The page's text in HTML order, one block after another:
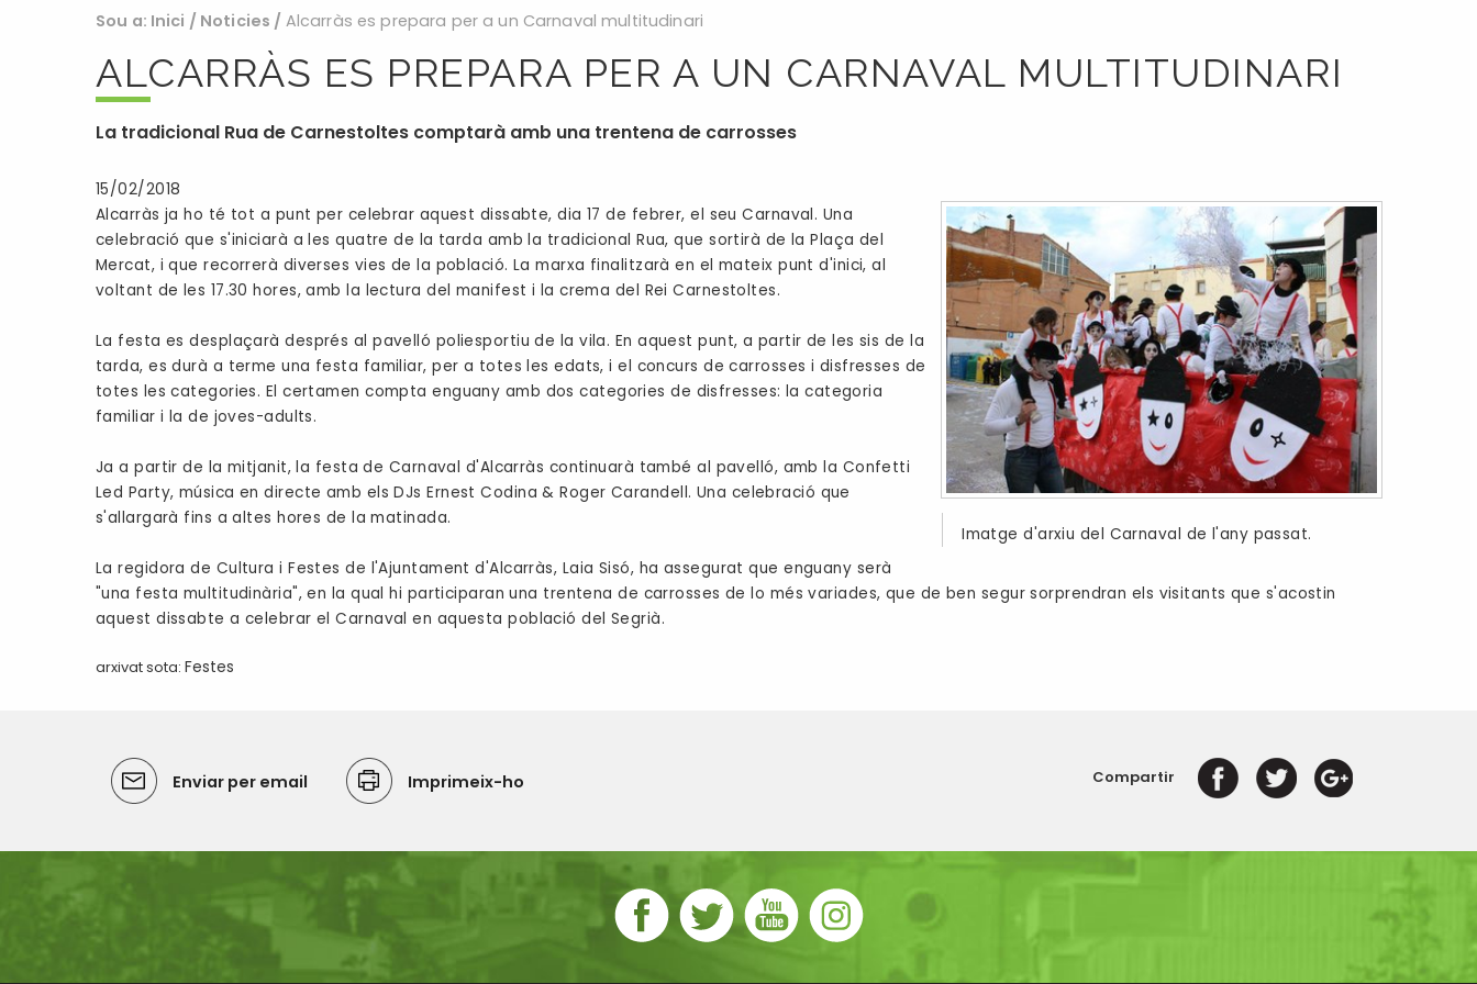
Sou a: Inici / Noticies / Alcarràs es prepara per a un Carnaval multitudinari
ALCARRÀS ES PREPARA PER A UN CARNAVAL MULTITUDINARI
La tradicional Rua de Carnestoltes comptarà amb una trentena de carrosses
15/02/2018
Imatge d'arxiu del Carnaval de l'any passat.
Alcarràs ja ho té tot a punt per celebrar aquest dissabte, dia 17 de febrer, el seu Carnaval. Una
celebració que s'iniciarà a les quatre de la tarda amb la tradicional Rua, que sortirà de la Plaça del
Mercat, i que recorrerà diverses vies de la població. La marxa finalitzarà en el mateix punt d'inici, al
voltant de les 17.30 hores, amb la lectura del manifest i la crema del Rei Carnestoltes.
La festa es desplaçarà després al pavelló poliesportiu de la vila. En aquest punt, a partir de les sis de la
tarda, es durà a terme una festa familiar, per a totes les edats, i el concurs de carrosses i disfresses de
totes les categories. El certamen compta enguany amb dos categories de disfresses: la categoria
familiar i la de joves-adults.
Ja a partir de la mitjanit, la festa de Carnaval d'Alcarràs continuarà també al pavelló, amb la Confetti
Led Party, música en directe amb els DJs Ernest Codina & Roger Carandell. Una celebració que
s'allargarà fins a altes hores de la matinada.
La regidora de Cultura i Festes de l'Ajuntament d'Alcarràs, Laia Sisó, ha assegurat que enguany serà
"una festa multitudinària", en la qual hi participaran una trentena de carrosses de lo més variades, que de ben segur sorprendran els visitants que s'acostin
aquest dissabte a celebrar el Carnaval en aquesta població del Segrià.
arxivat sota: Festes
Enviar per email Imprimeix-ho Compartir